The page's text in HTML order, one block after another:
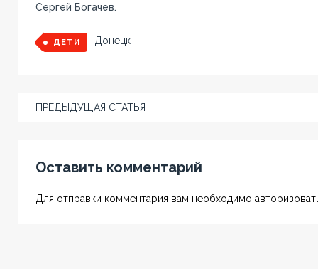
Сергей Богачев.
ДЕТИ Донецк
ПРЕДЫДУЩАЯ СТАТЬЯ
Оставить комментарий
Для отправки комментария вам необходимо